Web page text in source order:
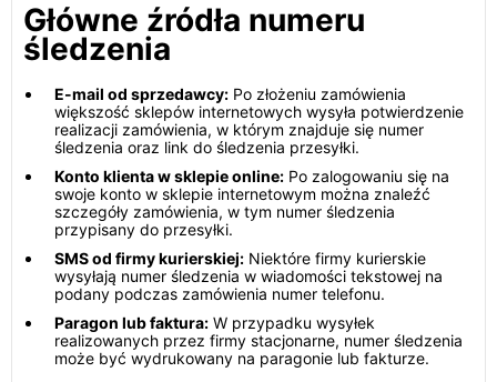
Główne źródła numeru
śledzenia
E-mail od sprzedawcy: Po złożeniu zamówienia
większość sklepów internetowych wysyła potwierdzenie
realizacji zamówienia, w którym znajduje się numer
śledzenia oraz link do śledzenia przesyłki.
Konto klienta w sklepie online: Po zalogowaniu się na
swoje konto w sklepie internetowym można znaleźć
szczegóły zamówienia, w tym numer śledzenia
przypisany do przesyłki.
SMS od firmy kurierskiej: Niektóre firmy kurierskie
wysyłają numer śledzenia w wiadomości tekstowej na
podany podczas zamówienia numer telefonu.
Paragon lub faktura: W przypadku wysyłek
realizowanych przez firmy stacjonarne, numer śledzenia
może być wydrukowany na paragonie lub fakturze.